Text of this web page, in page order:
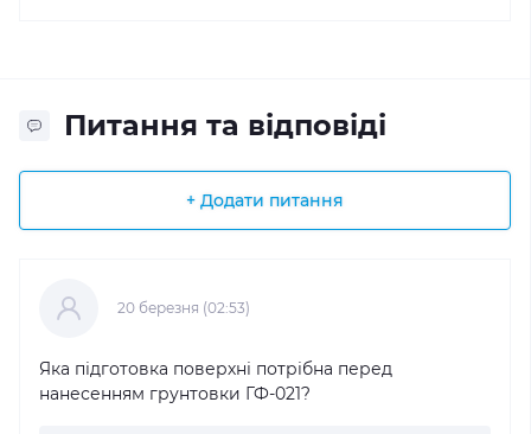
Питання та відповіді
+ Додати питання
20 березня (02:53)
Яка підготовка поверхні потрібна перед
нанесенням грунтовки ГФ-021?